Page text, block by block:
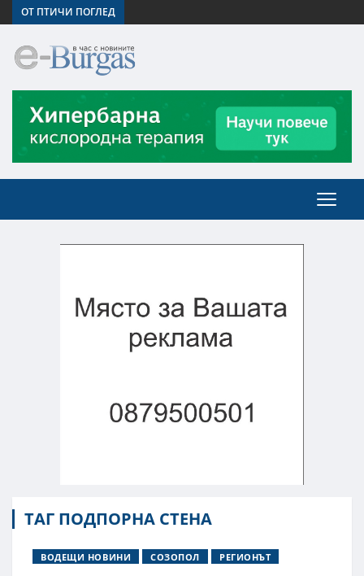
ОТ ПТИЧИ ПОГЛЕД
ТАГ ПОДПОРНА СТЕНА
ВОДЕЩИ НОВИНИ СОЗОПОЛ РЕГИОНЪТ